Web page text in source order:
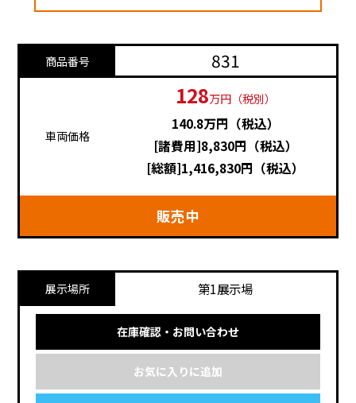
商品番号 831
車両価格
128万円（税別）
140.8万円（税込）
[諸費用]8,830円（税込）
[総額]1,416,830円（税込）
販売中
展示場所 第1展示場
在庫確認・お問い合わせ
お気に入りに追加